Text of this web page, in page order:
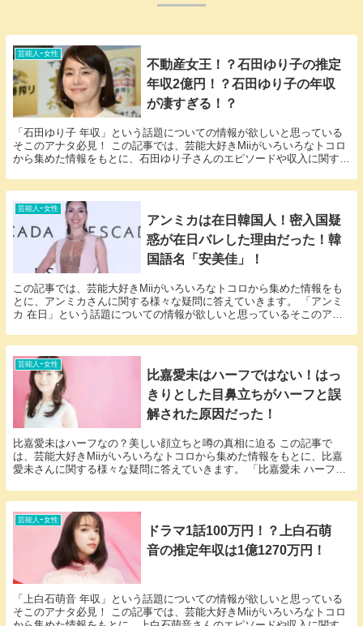
芸能人ｰ女性
不動産女王！？石田ゆり子の推定
年収2億円！？石田ゆり子の年収
が凄すぎる！？
「石田ゆり子 年収」という話題についての情報が欲しいと思っている
そこのアナタ必見！ この記事では、芸能大好きMiiがいろいろなトコロ
から集めた情報をもとに、石田ゆり子さんのエピソードや収入に関する
芸能人ｰ女性
アンミカは在日韓国人！密入国疑
惑が在日バレした理由だった！韓
国語名「安美佳」！
この記事では、芸能大好きMiiがいろいろなトコロから集めた情報をも
とに、アンミカさんに関する様々な疑問に答えていきます。 「アンミ
カ 在日」という話題についての情報が欲しいと思っているそこのアナ
芸能人ｰ女性
比嘉愛未はハーフではない！はっ
きりとした目鼻立ちがハーフと誤
解された原因だった！
比嘉愛未はハーフなの？美しい顔立ちと噂の真相に迫る この記事で
は、芸能大好きMiiがいろいろなトコロから集めた情報をもとに、比嘉
愛未さんに関する様々な疑問に答えていきます。 「比嘉愛未 ハーフ」
芸能人ｰ女性
ドラマ1話100万円！？上白石萌
音の推定年収は1億1270万円！
「上白石萌音 年収」という話題についての情報が欲しいと思っている
そこのアナタ必見！ この記事では、芸能大好きMiiがいろいろなトコロ